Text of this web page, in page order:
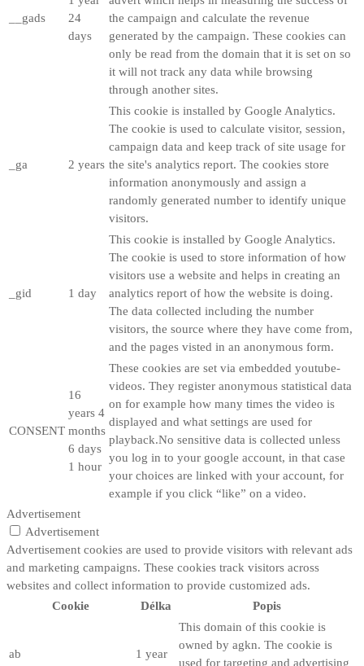
__gads
24
days
the campaign and calculate the revenue
generated by the campaign. These cookies can
only be read from the domain that it is set on so
it will not track any data while browsing
through another sites.
_ga 2 years
This cookie is installed by Google Analytics.
The cookie is used to calculate visitor, session,
campaign data and keep track of site usage for
the site's analytics report. The cookies store
information anonymously and assign a
randomly generated number to identify unique
visitors.
_gid 1 day
This cookie is installed by Google Analytics.
The cookie is used to store information of how
visitors use a website and helps in creating an
analytics report of how the website is doing.
The data collected including the number
visitors, the source where they have come from,
and the pages visted in an anonymous form.
CONSENT
16
years 4
months
6 days
1 hour
These cookies are set via embedded youtube-
videos. They register anonymous statistical data
on for example how many times the video is
displayed and what settings are used for
playback.No sensitive data is collected unless
you log in to your google account, in that case
your choices are linked with your account, for
example if you click “like” on a video.
Advertisement
Advertisement
Advertisement cookies are used to provide visitors with relevant ads
and marketing campaigns. These cookies track visitors across
websites and collect information to provide customized ads.
Cookie
Délka Popis
ab 1 year
This domain of this cookie is
owned by agkn. The cookie is
used for targeting and advertising